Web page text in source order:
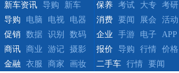
新车资讯
导购 新车
保养
考试 大专
考研
导购
电脑 电视
电器
促销
数据 识别 数码
消费 要闻 展会
活动
企业
手游 电子
APP
商讯
商业 游记
摄影
金融
衣服 商家 画妆
报价 导购 行情
价格
二手车
行情 要闻